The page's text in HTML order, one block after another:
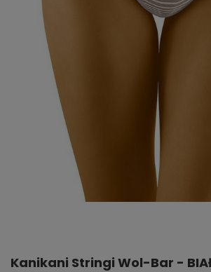
Kanikani Stringi Wol-Bar -